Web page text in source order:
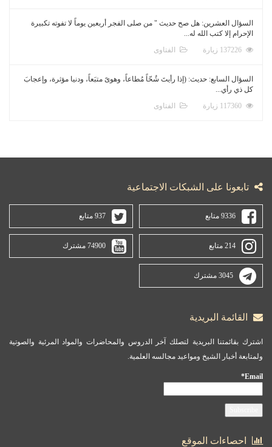
السؤال العشرين: هل صح حديث " من صلى الفجر أربعين يوماً لا تفوته تكبيرة
الإحرام إلا كتب الله له...
الفتاوى
السؤال السابع: حديث: (إذا رأيتَ شُحّاً مُطاعاً، وهوىً متبَعاً، ودنيا مؤثرة، وإعجابَ
كل ذي رأي...
الفتاوى
تابعونا على الشبكات الاجتماعية
9336 متابع 937 متابع
214 متابع 74900 مشترك
3045 مشترك
القائمة البريدية
اشترك بقائمتنا البريدية لتصلك آخر الدروس والمحاضرات والمواد المرئية والصوتية
ولمتابعة أخبار الشيخ ومواعيد مجالسه العلمية.
Email*
احصاءات الموقع